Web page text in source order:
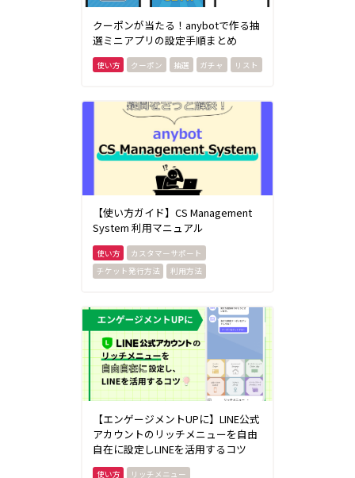
クーポンが当たる！anybotで作る抽
選ミニアプリの設定手順まとめ
クーポン 抽選 ガチャ リスト
【使い方ガイド】CS Management
System 利用マニュアル
カスタマーサポート
チケット発行方法
利用方法
【エンゲージメントUPに】LINE公式
アカウントのリッチメニューを自由
自在に設定しLINEを活用するコツ
リッチメニュー